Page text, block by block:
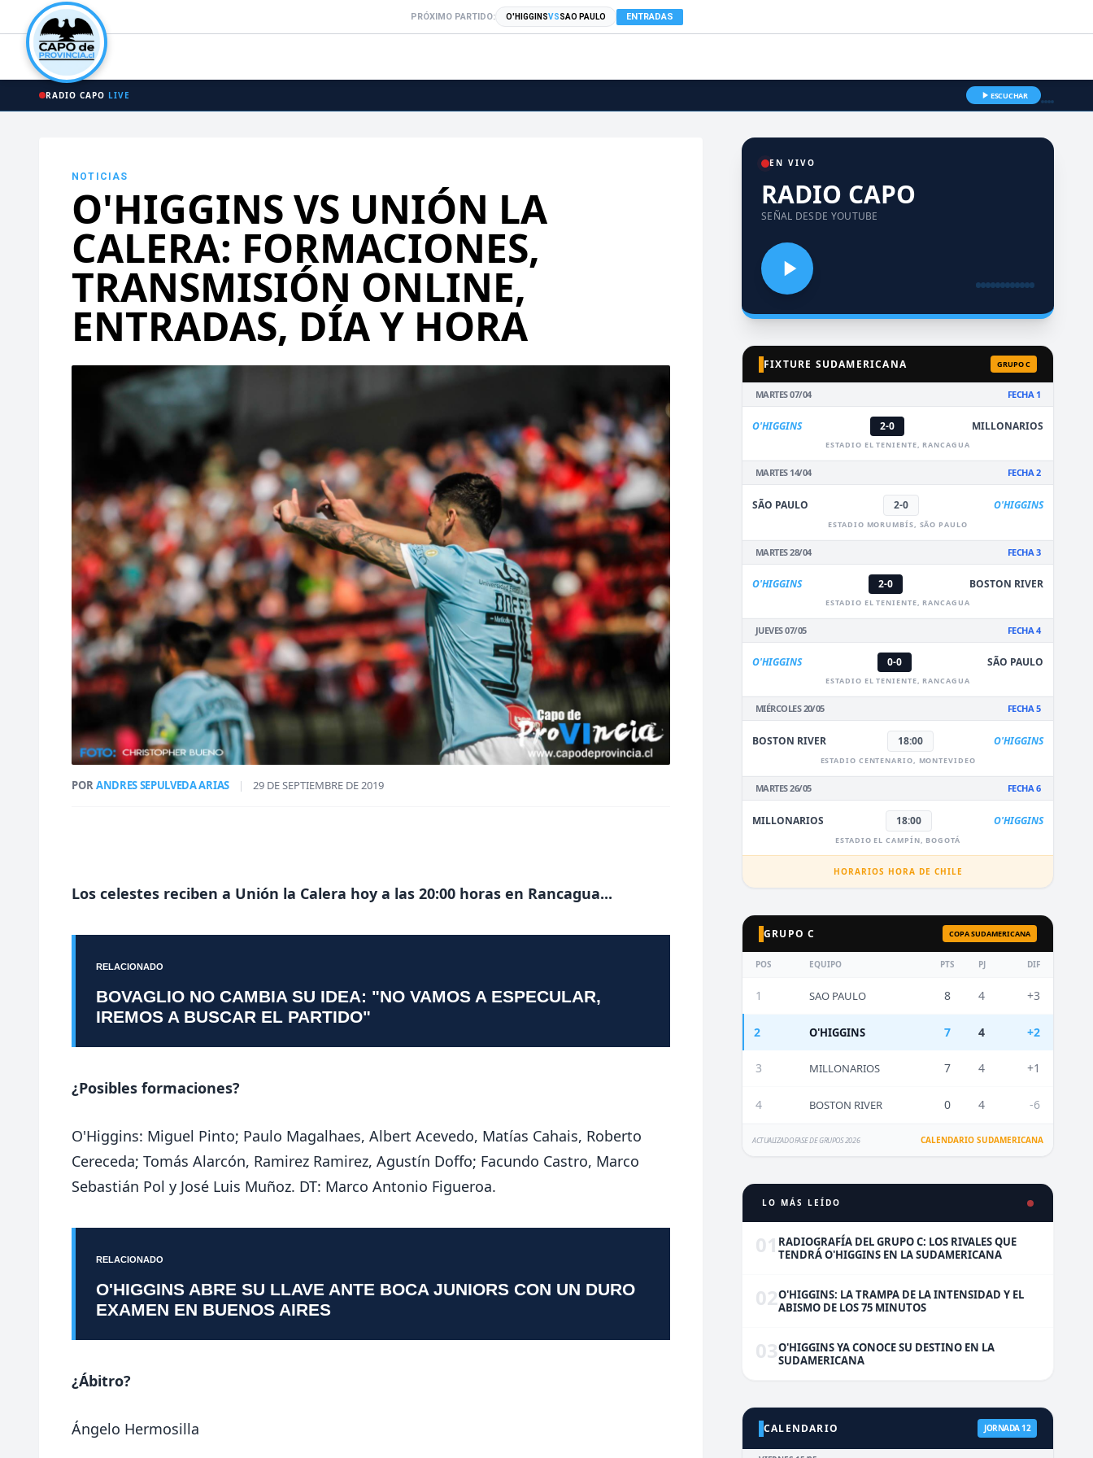
PRÓXIMO PARTIDO: O'HIGGINSVSSAO PAULO ENTRADAS
RADIO CAPO LIVE ESCUCHAR
NOTICIAS
O'HIGGINS VS UNIÓN LA
CALERA: FORMACIONES,
TRANSMISIÓN ONLINE,
ENTRADAS, DÍA Y HORA
PORANDRES SEPULVEDA ARIAS | 29 DE SEPTIEMBRE DE 2019
Los celestes reciben a Unión la Calera hoy a las 20:00 horas en Rancagua...
RELACIONADO
BOVAGLIO NO CAMBIA SU IDEA: "NO VAMOS A ESPECULAR,
IREMOS A BUSCAR EL PARTIDO"
¿Posibles formaciones?
O'Higgins: Miguel Pinto; Paulo Magalhaes, Albert Acevedo, Matías Cahais, Roberto
Cereceda; Tomás Alarcón, Ramirez Ramirez, Agustín Doffo; Facundo Castro, Marco
Sebastián Pol y José Luis Muñoz. DT: Marco Antonio Figueroa.
RELACIONADO
O'HIGGINS ABRE SU LLAVE ANTE BOCA JUNIORS CON UN DURO
EXAMEN EN BUENOS AIRES
¿Ábitro?
Ángelo Hermosilla
EN VIVO
RADIO CAPO
SEÑAL DESDE YOUTUBE
FIXTURE SUDAMERICANA GRUPO C
MARTES 07/04 FECHA 1
O'HIGGINS 2-0 MILLONARIOS
ESTADIO EL TENIENTE, RANCAGUA
MARTES 14/04 FECHA 2
SÃO PAULO 2-0 O'HIGGINS
ESTADIO MORUMBÍS, SÃO PAULO
MARTES 28/04 FECHA 3
O'HIGGINS 2-0 BOSTON RIVER
ESTADIO EL TENIENTE, RANCAGUA
JUEVES 07/05 FECHA 4
O'HIGGINS 0-0 SÃO PAULO
ESTADIO EL TENIENTE, RANCAGUA
MIÉRCOLES 20/05 FECHA 5
BOSTON RIVER 18:00 O'HIGGINS
ESTADIO CENTENARIO, MONTEVIDEO
MARTES 26/05 FECHA 6
MILLONARIOS 18:00 O'HIGGINS
ESTADIO EL CAMPÍN, BOGOTÁ
HORARIOS HORA DE CHILE
GRUPO C COPA SUDAMERICANA
POS EQUIPO PTS PJ DIF
1 SAO PAULO 8 4 +3
2 O'HIGGINS 7 4 +2
3 MILLONARIOS 7 4 +1
4 BOSTON RIVER 0 4 -6
ACTUALIZADO FASE DE GRUPOS 2026 CALENDARIO SUDAMERICANA
LO MÁS LEÍDO
01 RADIOGRAFÍA DEL GRUPO C: LOS RIVALES QUE
TENDRÁ O'HIGGINS EN LA SUDAMERICANA
02O'HIGGINS: LA TRAMPA DE LA INTENSIDAD Y EL
ABISMO DE LOS 75 MINUTOS
03O'HIGGINS YA CONOCE SU DESTINO EN LA
SUDAMERICANA
CALENDARIO JORNADA 12